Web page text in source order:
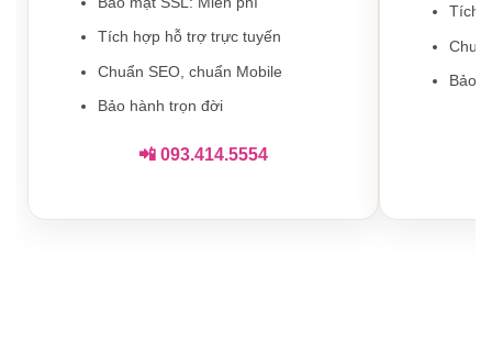
Tích hợp hỗ trợ trực tuyến
Chuẩn SEO, chuẩn Mobile
Bảo hành trọn đời
📲 093.414.5554
Tích
Bảo